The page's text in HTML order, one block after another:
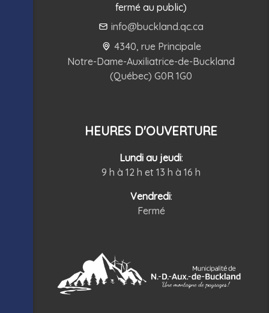
fermé au public)
info@buckland.qc.ca
4340, rue Principale
Notre-Dame-Auxiliatrice-de-Buckland
(Québec) G0R 1G0
HEURES D'OUVERTURE
Lundi au jeudi:
9 h à 12 h et 13 h à 16 h
Vendredi:
Fermé